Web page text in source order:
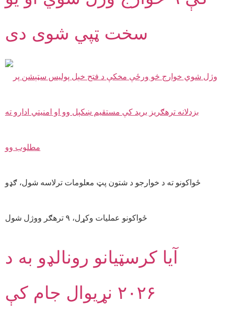
سخت ټپي شوی دی
ځواکونو ته د خوارجو د شتون پټ معلومات ترلاسه شول، ګډو
ځواکونو عملیات وکړل، ۹ ترهګر ووژل شول
آیا کرسټیانو رونالډو به د
۲۰۲۶ نړیوال جام کې